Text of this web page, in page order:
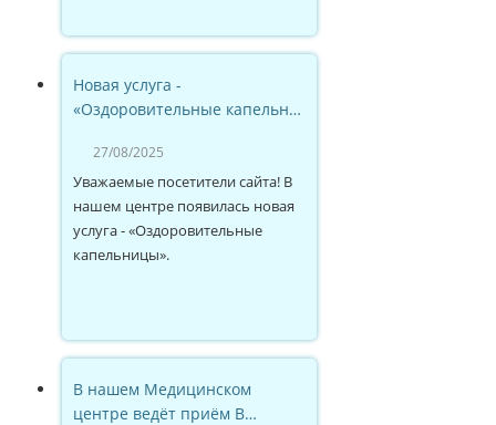
Новая услуга -
«Оздоровительные капельн…
27/08/2025
Уважаемые посетители сайта! В
нашем центре появилась новая
услуга - «Оздоровительные
капельницы».
В нашем Медицинском
центре ведёт приём В…